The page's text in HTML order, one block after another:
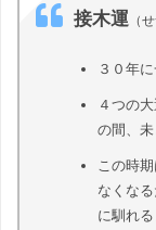
接木運 （
３０年
４つの
の間、
この時
なくな
に馴れ